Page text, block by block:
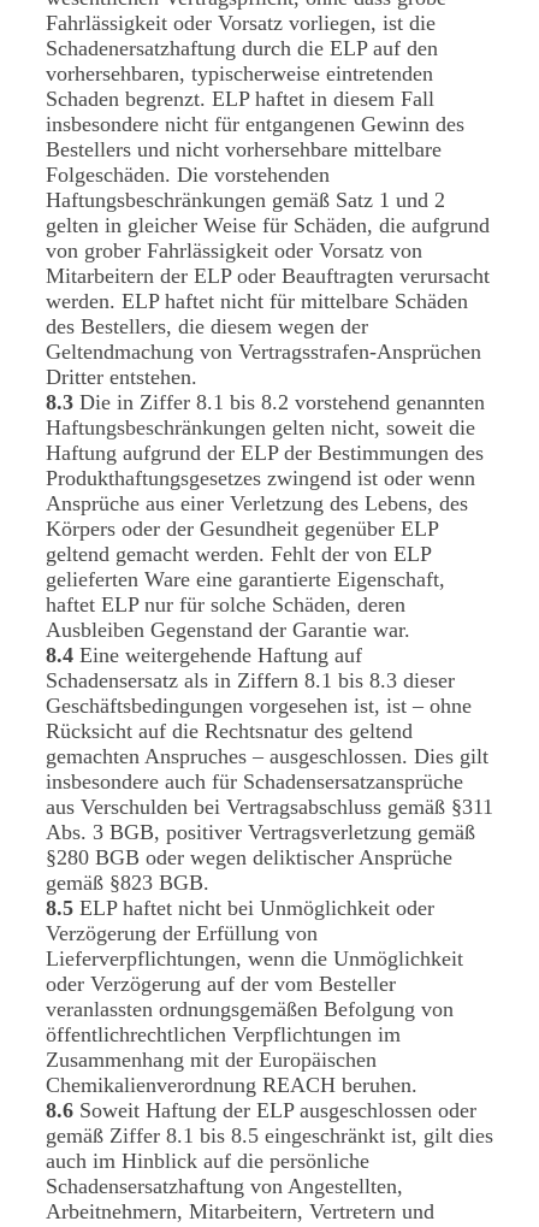
Fahrlässigkeit oder Vorsatz vorliegen, ist die
Schadenersatzhaftung durch die ELP auf den
vorhersehbaren, typischerweise eintretenden
Schaden begrenzt. ELP haftet in diesem Fall
insbesondere nicht für entgangenen Gewinn des
Bestellers und nicht vorhersehbare mittelbare
Folgeschäden. Die vorstehenden
Haftungsbeschränkungen gemäß Satz 1 und 2
gelten in gleicher Weise für Schäden, die aufgrund
von grober Fahrlässigkeit oder Vorsatz von
Mitarbeitern der ELP oder Beauftragten verursacht
werden. ELP haftet nicht für mittelbare Schäden
des Bestellers, die diesem wegen der
Geltendmachung von Vertragsstrafen-Ansprüchen
Dritter entstehen.
8.3 Die in Ziffer 8.1 bis 8.2 vorstehend genannten
Haftungsbeschränkungen gelten nicht, soweit die
Haftung aufgrund der ELP der Bestimmungen des
Produkthaftungsgesetzes zwingend ist oder wenn
Ansprüche aus einer Verletzung des Lebens, des
Körpers oder der Gesundheit gegenüber ELP
geltend gemacht werden. Fehlt der von ELP
gelieferten Ware eine garantierte Eigenschaft,
haftet ELP nur für solche Schäden, deren
Ausbleiben Gegenstand der Garantie war.
8.4 Eine weitergehende Haftung auf
Schadensersatz als in Ziffern 8.1 bis 8.3 dieser
Geschäftsbedingungen vorgesehen ist, ist – ohne
Rücksicht auf die Rechtsnatur des geltend
gemachten Anspruches – ausgeschlossen. Dies gilt
insbesondere auch für Schadensersatzansprüche
aus Verschulden bei Vertragsabschluss gemäß §311
Abs. 3 BGB, positiver Vertragsverletzung gemäß
§280 BGB oder wegen deliktischer Ansprüche
gemäß §823 BGB.
8.5 ELP haftet nicht bei Unmöglichkeit oder
Verzögerung der Erfüllung von
Lieferverpflichtungen, wenn die Unmöglichkeit
oder Verzögerung auf der vom Besteller
veranlassten ordnungsgemäßen Befolgung von
öffentlichrechtlichen Verpflichtungen im
Zusammenhang mit der Europäischen
Chemikalienverordnung REACH beruhen.
8.6 Soweit Haftung der ELP ausgeschlossen oder
gemäß Ziffer 8.1 bis 8.5 eingeschränkt ist, gilt dies
auch im Hinblick auf die persönliche
Schadensersatzhaftung von Angestellten,
Arbeitnehmern, Mitarbeitern, Vertretern und